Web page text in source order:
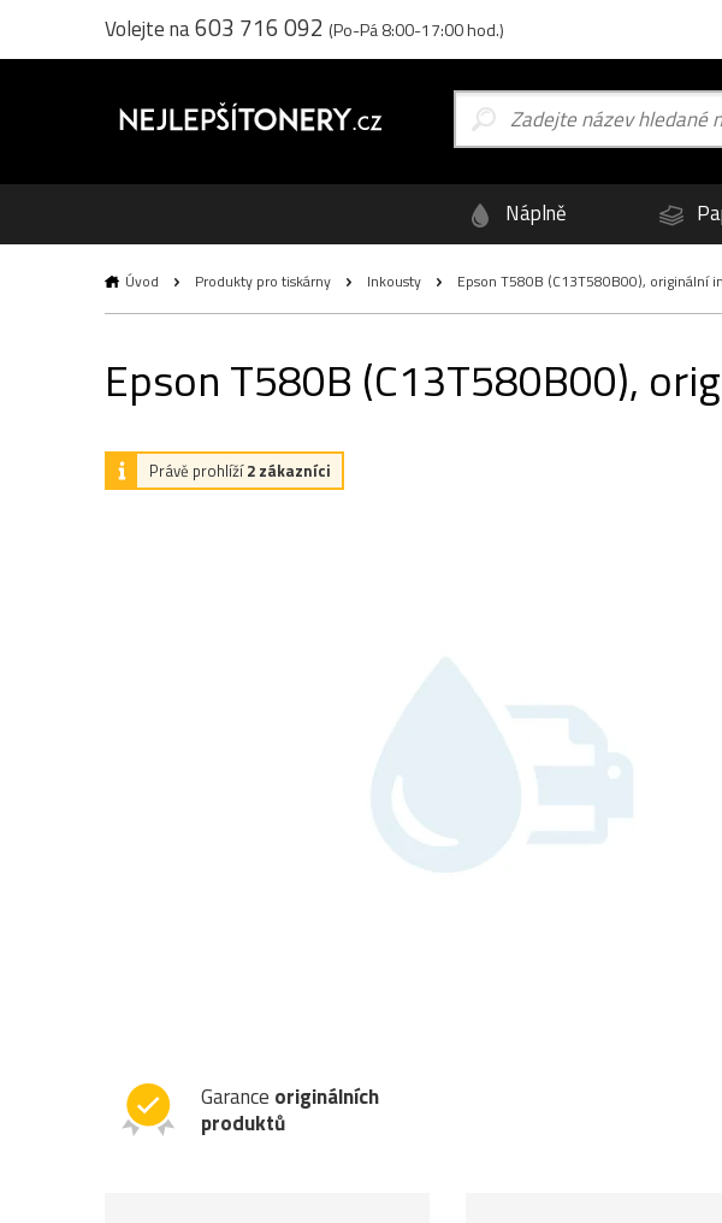
Volejte na603 716 092 (Po-Pá 8:00-17:00 hod.)
Náplně
Úvod Produkty pro tiskárny Inkousty Epson T580B (C13T580B00), originální
Epson T580B (C13T580B00),
Právě prohlíží2 zákazníci
Garance originálních
produktů